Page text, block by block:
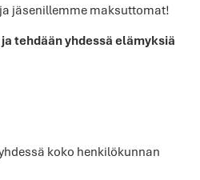
jäsenillemme maksuttomat!
tehdään yhdessä elämyksiä
koko henkilökunnan